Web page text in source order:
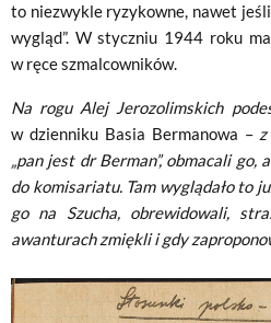
to niezwykle ryzykowne, nawet
wygląd”. W styczniu 1944 roku
w ręce szmalcowników.
Na rogu Alej Jerozolimskich
w dzienniku Basia Bermanowa –z
„pan jest dr Berman”, obmacali
do komisariatu. Tam wyglądało to
go na Szucha, obrewidowali,
awanturach zmiękli i gdy